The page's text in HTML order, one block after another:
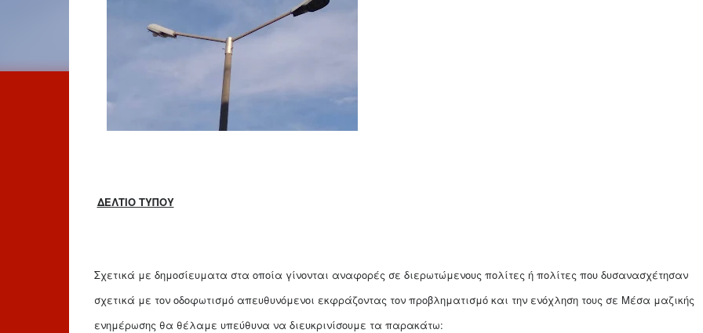
ΔΕΛΤΙΟ ΤΥΠΟΥ
Σχετικά με δημοσίευματα στα οποία γίνονται αναφορές σε διερωτώμενους πολίτες ή πολίτες που δυσανασχέτησαν
σχετικά με τον οδοφωτισμό απευθυνόμενοι εκφράζοντας τον προβληματισμό και την ενόχληση τους σε Μέσα μαζικής
ενημέρωσης θα θέλαμε υπεύθυνα να διευκρινίσουμε τα παρακάτω: